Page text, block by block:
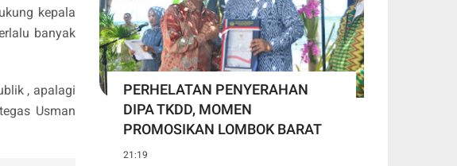
kepala
banyak
, apalagi
Usman
PERHELATAN PENYERAHAN
DIPA TKDD, MOMEN
PROMOSIKAN LOMBOK BARAT
21:19